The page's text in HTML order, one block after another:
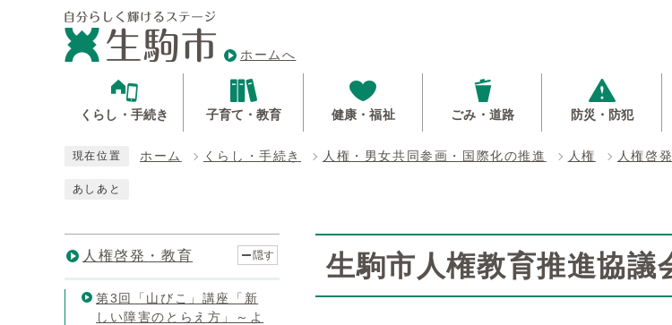
ホームへ
くらし・手続き 子育て・教育 健康・福祉 ごみ・道路 防災・防犯
現在位置 ホーム くらし・手続き 人権・男女共同参画・国際化の推進 人権 人権啓
あしあと
生駒市人権教育推進協
人権啓発・教育 隠す
第3回「山びこ」講座「新
しい障害のとらえ方」～よ